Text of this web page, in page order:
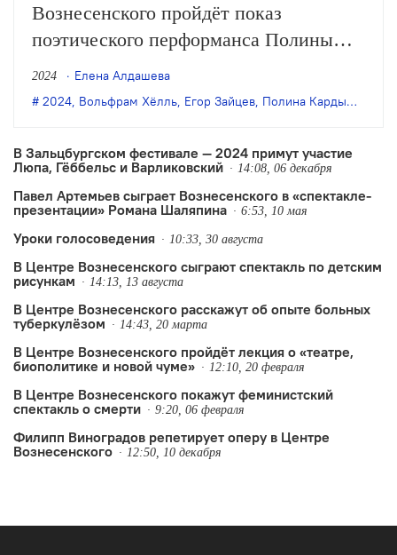
Вознесенского пройдёт показ
поэтического перформанса Полины
Кардымон и Егора Зайцева «а потом»
по одноимённой пьесе Вольфрама
2024
Елена Алдашева
2024, Вольфрам Хёлль, Егор Зайцев, Полина Кардымон
В Зальцбургском фестивале — 2024 примут участие
Люпа, Гёббельс и Варликовский
14:08, 06 декабря
Павел Артемьев сыграет Вознесенского в «спектакле-
презентации» Романа Шаляпина
6:53, 10 мая
Уроки голосоведения 10:33, 30 августа
В Центре Вознесенского сыграют спектакль по детским
рисункам
14:13, 13 августа
В Центре Вознесенского расскажут об опыте больных
туберкулёзом
14:43, 20 марта
В Центре Вознесенского пройдёт лекция о «театре,
биополитике и новой чуме»
12:10, 20 февраля
В Центре Вознесенского покажут феминистский
спектакль о смерти
9:20, 06 февраля
Филипп Виноградов репетирует оперу в Центре
Вознесенского
12:50, 10 декабря